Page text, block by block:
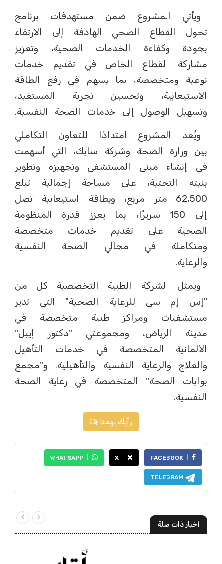
ويأتي المشروع ضمن مستهدفات برنامج
تحول القطاع الصحي الهادفة إلى الارتقاء
بجودة وكفاءة الخدمات الصحية، وتعزيز
مشاركة القطاع الخاص في تقديم خدمات
نوعية ومتخصصة، بما يسهم في رفع الطاقة
الاستيعابية، وتحسين تجربة المستفيد،
وتسهيل الوصول إلى خدمات الصحة النفسية.
ويُعد المشروع امتدادًا للتعاون التكاملي
بين وزارة الصحة وشركة سابك، التي أسهمت
في إنشاء مبنى المستشفى وتجهيزه وتطوير
بنيته التحتية، على مساحة إجمالية تبلغ
62,500 متر مربع، وبطاقة استيعابية تصل
إلى 150 سريرًا، بما يعزز قدرة المنظومة
الصحية على تقديم خدمات متخصصة
ومتكاملة في مجالي الصحة النفسية
والرعاية.
ويمثل الشركة الطبية التخصصية كل من
"إس إم سي للرعاية الصحية" التي تدير
مستشفيات ومراكز طبية متخصصة في
مدينة الرياض، ومجموعتي "دكتور إيبل"
الألمانية المتخصصة في خدمات التأهيل
والعلاج والرعاية النفسية والتأهيلية، و"مجمع
بوابات الصحة" المتخصصة في رعاية الصحة
النفسية.
رأيك يهمنا
FACEBOOK
X
WHATSAPP
TELEGRAM
أخبار ذات صلة